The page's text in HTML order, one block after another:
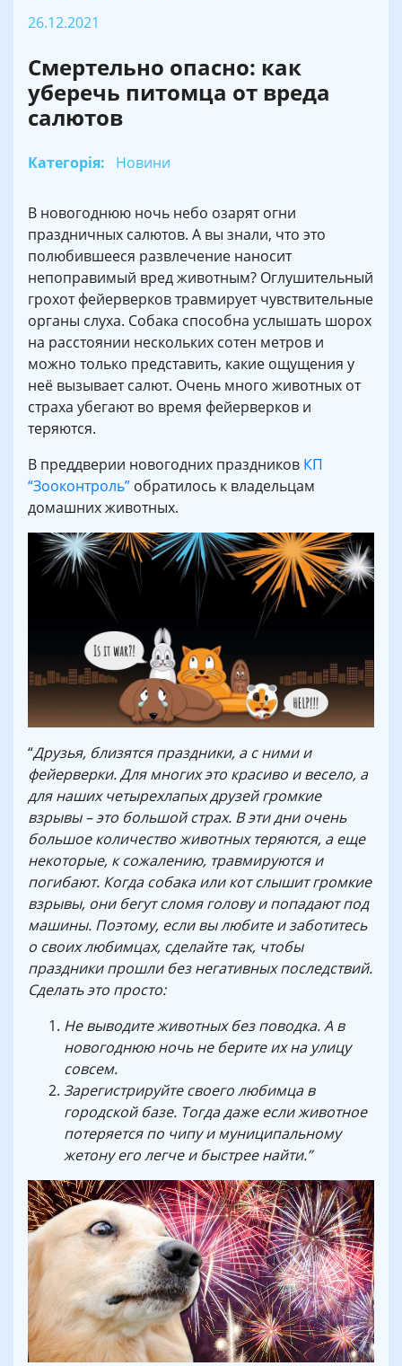
26.12.2021
Смертельно опасно: как
уберечь питомца от вреда
салютов
Категорія: Новини
В новогоднюю ночь небо озарят огни
праздничных салютов. А вы знали, что это
полюбившееся развлечение наносит
непоправимый вред животным? Оглушительный
грохот фейерверков травмирует чувствительные
органы слуха. Собака способна услышать шорох
на расстоянии нескольких сотен метров и
можно только представить, какие ощущения у
неё вызывает салют. Очень много животных от
страха убегают во время фейерверков и
теряются.
В преддверии новогодних праздников КП
“Зооконтроль” обратилось к владельцам
домашних животных.
“Друзья, близятся праздники, а с ними и
фейерверки. Для многих это красиво и весело, а
для наших четырехлапых друзей громкие
взрывы – это большой страх. В эти дни очень
большое количество животных теряются, а еще
некоторые, к сожалению, травмируются и
погибают. Когда собака или кот слышит громкие
взрывы, они бегут сломя голову и попадают под
машины. Поэтому, если вы любите и заботитесь
о своих любимцах, сделайте так, чтобы
праздники прошли без негативных последствий.
Сделать это просто:
Не выводите животных без поводка. А в
новогоднюю ночь не берите их на улицу
совсем.
Зарегистрируйте своего любимца в
городской базе. Тогда даже если животное
потеряется по чипу и муниципальному
жетону его легче и быстрее найти.”